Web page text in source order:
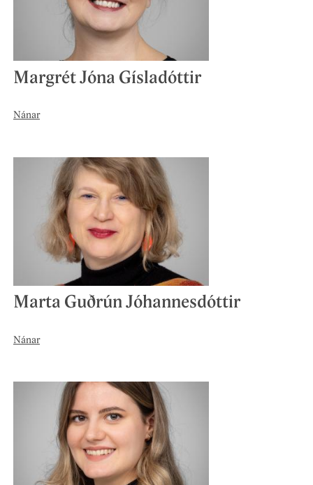
Margrét Jóna Gísladóttir
Nánar
Marta Guðrún Jóhannesdóttir
Nánar